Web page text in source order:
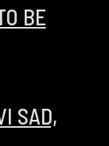
BE
SAD,